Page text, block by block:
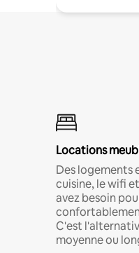
Locations
Des logements
cuisine, le wifi
avez besoin
C'est
moyenne ou